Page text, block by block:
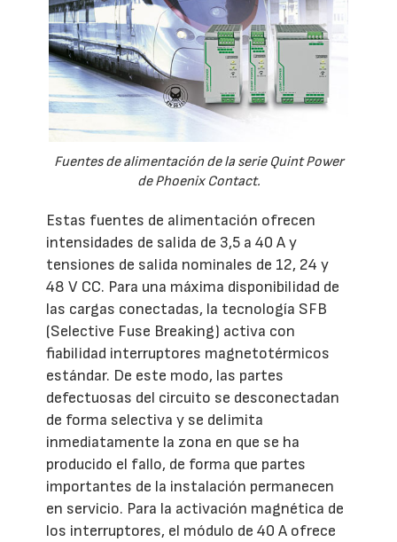
Fuentes de alimentación de la serie Quint Power
de Phoenix Contact.
Estas fuentes de alimentación ofrecen
intensidades de salida de 3,5 a 40 A y
tensiones de salida nominales de 12, 24 y
48 V CC. Para una máxima disponibilidad de
las cargas conectadas, la tecnología SFB
(Selective Fuse Breaking) activa con
fiabilidad interruptores magnetotérmicos
estándar. De este modo, las partes
defectuosas del circuito se desconectadan
de forma selectiva y se delimita
inmediatamente la zona en que se ha
producido el fallo, de forma que partes
importantes de la instalación permanecen
en servicio. Para la activación magnética de
los interruptores, el módulo de 40 A ofrece